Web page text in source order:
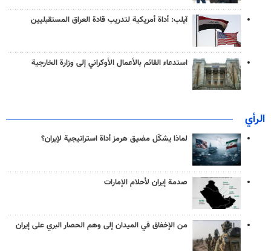
آيلب: أداة أمريكية لتدريب قادة العراق المستقبليين
استدعاء القائم بالأعمال الأوكراني إلى وزارة الخارجية
الرأي
لماذا يشكّل مضيق هرمز أداة استراتيجية لإيران؟
صدمة إيران لأحلام الإمارات
من الإخفاق في الميدان إلى وهم الحصار البري على إيران